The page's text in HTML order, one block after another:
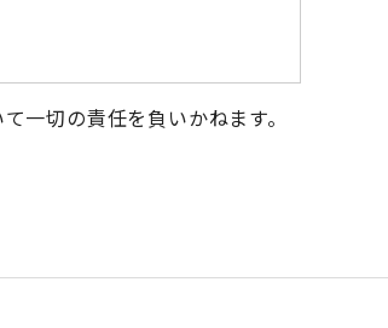
一切の責任を負いかねます。